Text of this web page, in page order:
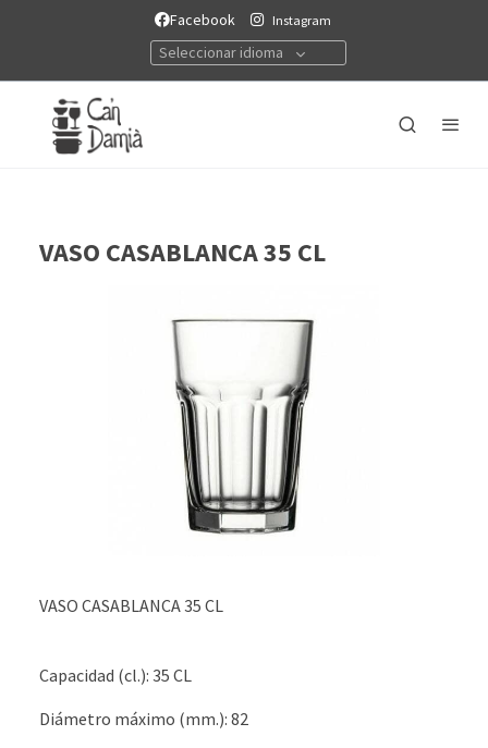
Facebook Instagram
Seleccionar idioma
VASO CASABLANCA 35 CL
VASO CASABLANCA 35 CL
Capacidad (cl.): 35 CL
Diámetro máximo (mm.): 82